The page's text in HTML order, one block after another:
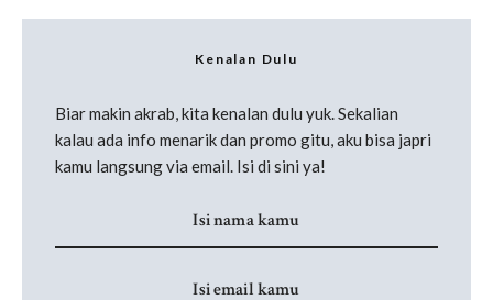
Kenalan Dulu
Biar makin akrab, kita kenalan dulu yuk. Sekalian
kalau ada info menarik dan promo gitu, aku bisa japri
kamu langsung via email. Isi di sini ya!